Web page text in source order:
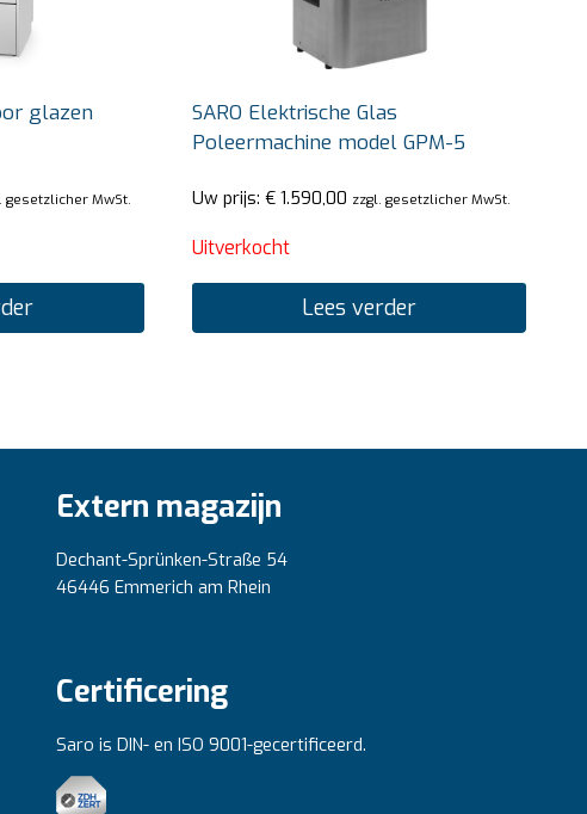
glazen
gesetzlicher MwSt.
SARO Elektrische Glas
Poleermachine model GPM-5
Uw prijs: €1.590,00 zzgl. gesetzlicher MwSt.
Uitverkocht
Lees verder
Extern magazijn
Dechant-Sprünken-Straße 54
46446 Emmerich am Rhein
Certificering
Saro is DIN- en ISO 9001-gecertificeerd.